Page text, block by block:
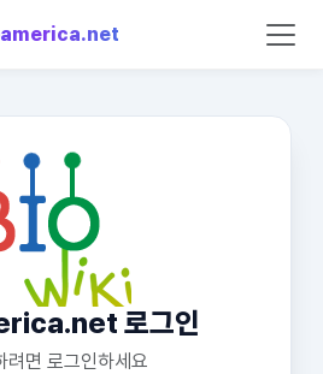
로그인
려면 로그인하세요